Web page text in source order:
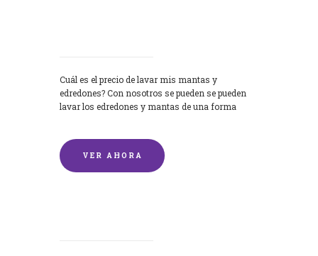
Cuál es el precio de lavar mis mantas y
edredones? Con nosotros se pueden se pueden
lavar los edredones y mantas de una forma
VER AHORA